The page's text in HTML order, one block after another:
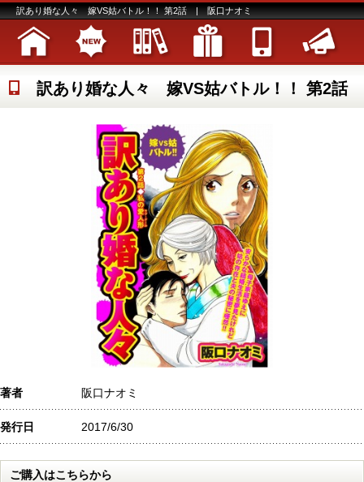
訳あり婚な人々 嫁VS姑バトル！！ 第2話 | 阪口ナオミ
訳あり婚な人々 嫁VS姑バトル！！ 第2話
著者 阪口ナオミ
発行日 2017/6/30
ご購入はこちらから